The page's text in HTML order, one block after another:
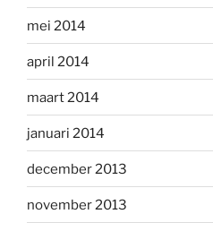
mei 2014
april 2014
maart 2014
januari 2014
december 2013
november 2013